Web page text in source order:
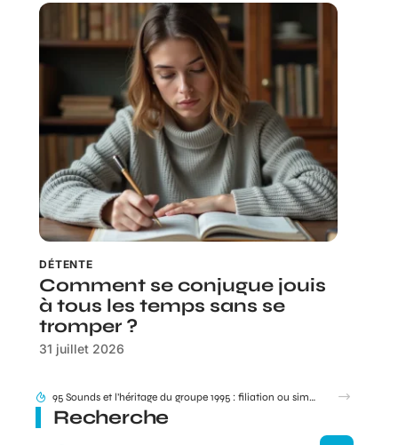
DÉTENTE
Comment se conjugue jouis
à tous les temps sans se
tromper ?
31 juillet 2026
Besoin de joindre votre livreur Amazon ? Dans quels cas le 0187217777 s’affiche vraiment ?
Recherche